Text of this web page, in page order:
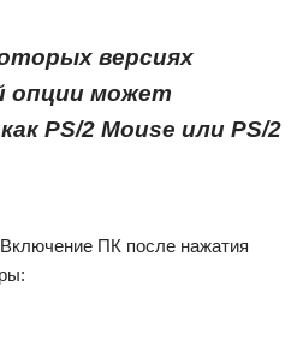
версиях
опции может
PS/2 Mouse или PS/2
ПК после нажатия